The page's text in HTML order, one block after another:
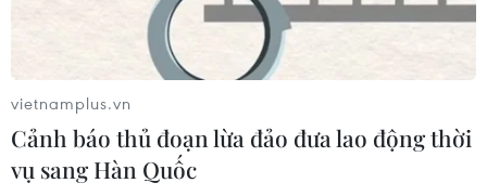
'Bắc kim thang' mở màn 'Ngày Việt Nam'
tại LHP châu Á của Italy 2021
19/06/2021 02:10
"Bắc kim thang," "Bố già" cùng hai vị cứu tinh của điện
vietnamplus.vn
Cảnh báo thủ đoạn lừa đảo đưa lao động thời
vụ sang Hàn Quốc